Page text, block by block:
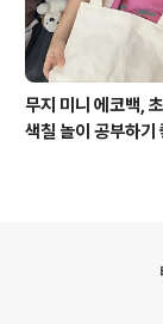
무지 미니 에코백,
색칠 놀이 공부하기